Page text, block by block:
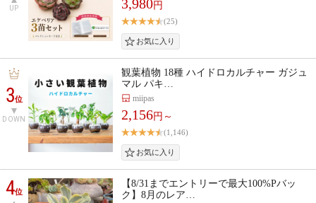
UP 3,980円
(25)
3位
DOWN
観葉植物 18種 ハイドロカルチャー ガジュ
マル パキ…
miipas
2,156円～
(1,146)
4位
【8/31までエントリーで最大100%Pバッ
ク】8月のレア…